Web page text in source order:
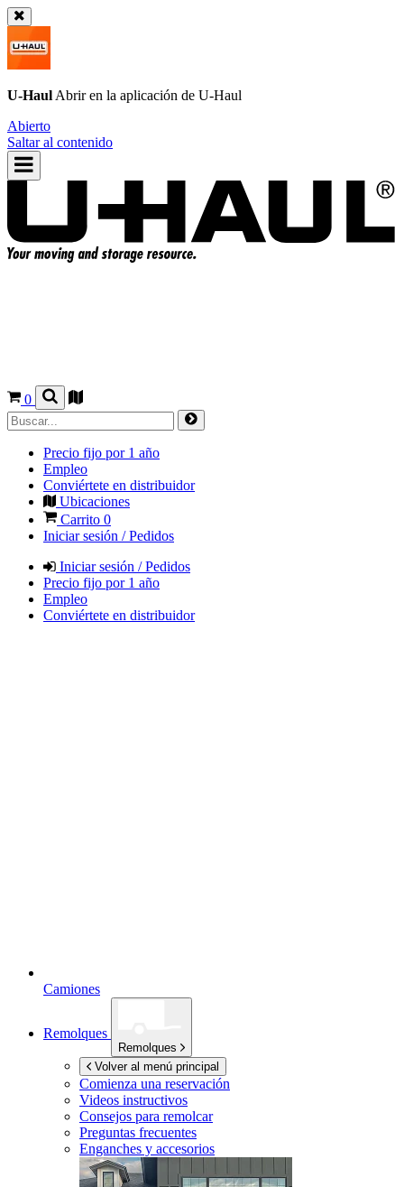
U-Haul Abrir en la aplicación de U-Haul
Abierto
Saltar al contenido
0
Precio fijo por 1 año
Empleo
Conviértete en distribuidor
Ubicaciones
Carrito 0
Iniciar sesión / Pedidos
Iniciar sesión / Pedidos
Precio fijo por 1 año
Empleo
Conviértete en distribuidor
Camiones
Remolques
Remolques
Volver al menú principal
Comienza una reservación
Videos instructivos
Consejos para remolcar
Preguntas frecuentes
Enganches y accesorios